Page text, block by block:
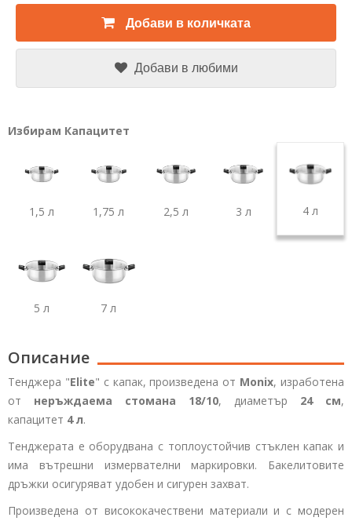
Добави в количката
Добави в любими
Избирам Капацитет
1,5 л 1,75 л 2,5 л 3 л 4 л
5 л 7 л
Описание
Тенджера "Elite" с капак, произведена от Monix, изработена
от неръждаема стомана 18/10, диаметър 24 см,
капацитет 4 л.
Тенджерата е оборудвана с топлоустойчив стъклен капак и
има вътрешни измервателни маркировки. Бакелитовите
дръжки осигуряват удобен и сигурен захват.
Произведена от висококачествени материали и с модерен